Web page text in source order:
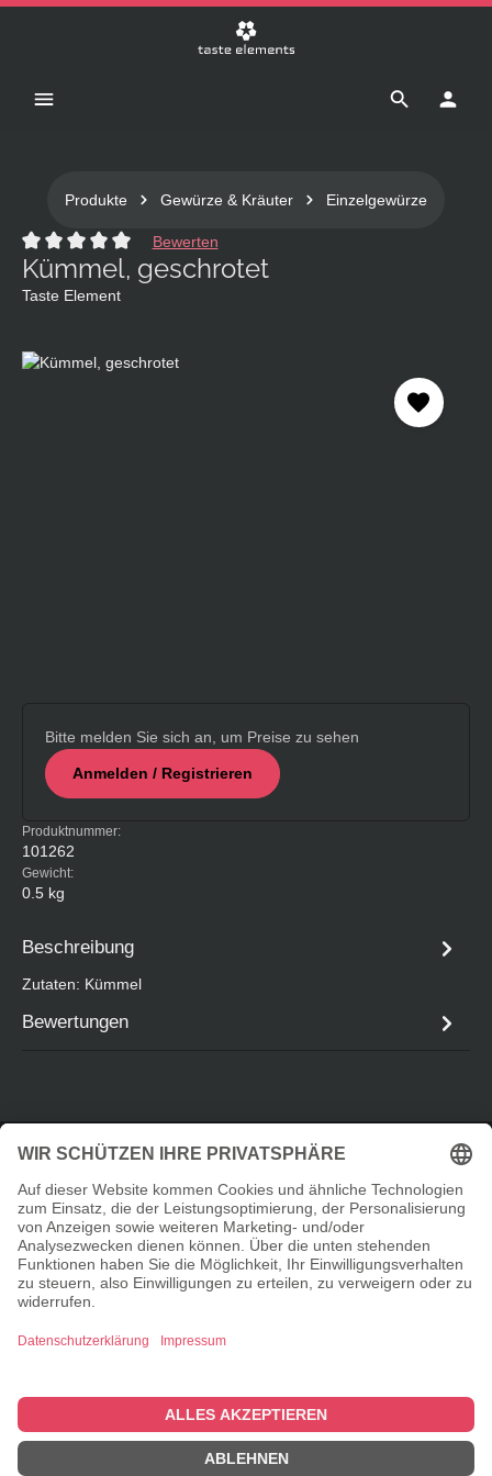
Produkte Gewürze & Kräuter Einzelgewürze
Durchschnittliche Bewertung von 0 von 5 Sternen
Bewerten
Kümmel, geschrotet
Taste Element
Bildergalerie überspringen
Bitte melden Sie sich an, um Preise zu sehen
Anmelden / Registrieren
Produktnummer:
101262
Gewicht:
0.5 kg
Beschreibung
Zutaten: Kümmel
Bewertungen
Service-Hotline
Informationen
Shopservice
© 2026 Taste Elements Shop - with